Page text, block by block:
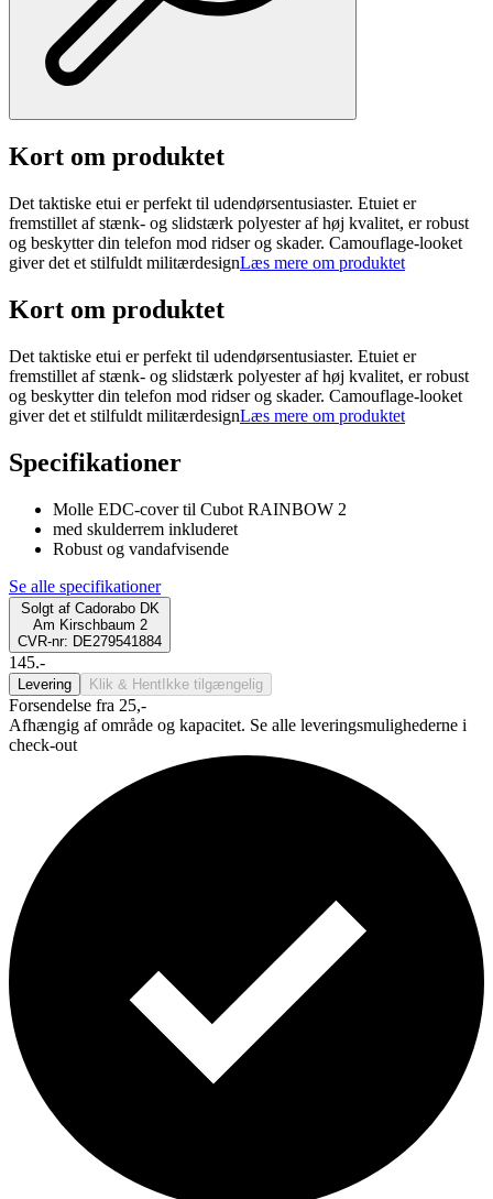
Kort om produktet
Det taktiske etui er perfekt til udendørsentusiaster. Etuiet er
fremstillet af stænk- og slidstærk polyester af høj kvalitet, er robust
og beskytter din telefon mod ridser og skader. Camouflage-looket
giver det et stilfuldt militærdesignLæs mere om produktet
Kort om produktet
Det taktiske etui er perfekt til udendørsentusiaster. Etuiet er
fremstillet af stænk- og slidstærk polyester af høj kvalitet, er robust
og beskytter din telefon mod ridser og skader. Camouflage-looket
giver det et stilfuldt militærdesignLæs mere om produktet
Specifikationer
Molle EDC-cover til Cubot RAINBOW 2
med skulderrem inkluderet
Robust og vandafvisende
Se alle specifikationer
Solgt af Cadorabo DK
Am Kirschbaum 2
CVR-nr: DE279541884
145.-
Levering Klik & Hent Ikke tilgængelig
Forsendelse fra 25,-
Afhængig af område og kapacitet. Se alle leveringsmulighederne i
check-out